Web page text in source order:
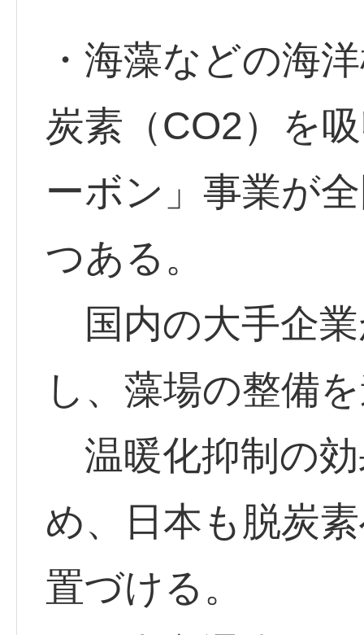
・海藻などの海
炭素（CO2）を
ーボン」事業が
つある。
国内の大手企業
し、藻場の整備
温暖化抑制の効
め、日本も脱炭
置づける。